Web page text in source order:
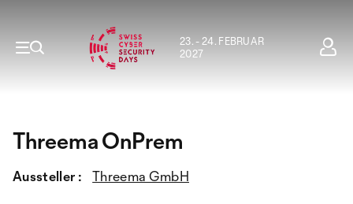
23. - 24. FEBRUAR
2027
Threema OnPrem
Aussteller : Threema GmbH